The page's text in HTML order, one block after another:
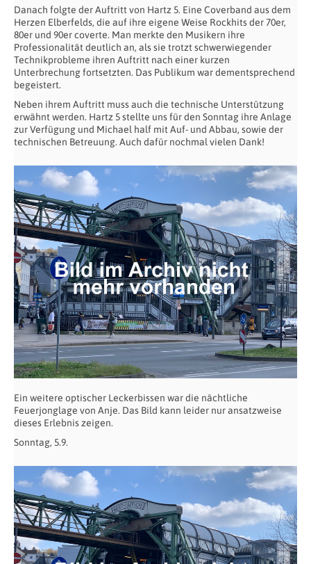
Danach folgte der Auftritt von Hartz 5. Eine Coverband aus dem
Herzen Elberfelds, die auf ihre eigene Weise Rockhits der 70er,
80er und 90er coverte. Man merkte den Musikern ihre
Professionalität deutlich an, als sie trotzt schwerwiegender
Technikprobleme ihren Auftritt nach einer kurzen
Unterbrechung fortsetzten. Das Publikum war dementsprechend
begeistert.
Neben ihrem Auftritt muss auch die technische Unterstützung
erwähnt werden. Hartz 5 stellte uns für den Sonntag ihre Anlage
zur Verfügung und Michael half mit Auf- und Abbau, sowie der
technischen Betreuung. Auch dafür nochmal vielen Dank!
Ein weitere optischer Leckerbissen war die nächtliche
Feuerjonglage von Anje. Das Bild kann leider nur ansatzweise
dieses Erlebnis zeigen.
Sonntag, 5.9.